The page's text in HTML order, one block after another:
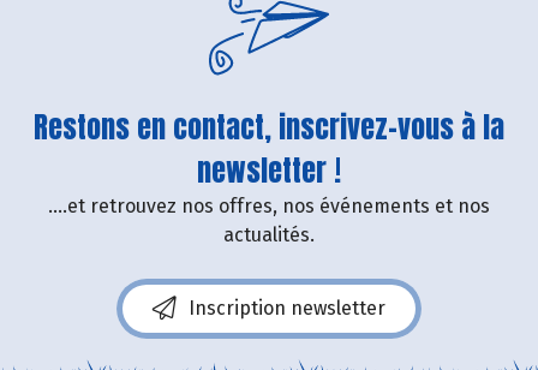
Restons en contact, inscrivez-vous à la
newsletter !
....et retrouvez nos offres, nos événements et nos
actualités.
Inscription newsletter